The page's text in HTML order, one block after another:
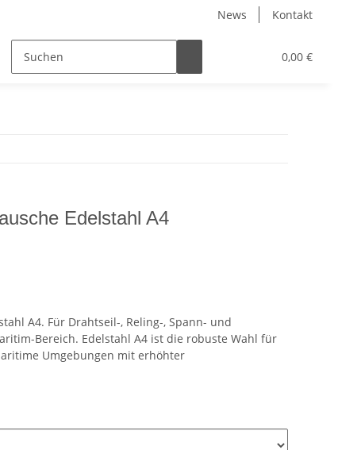
News Kontakt
0,00 €
Muttern
Edelstahl A4
A4. Für Drahtseil-, Reling-, Spann- und
Bereich. Edelstahl A4 ist die robuste Wahl für
Umgebungen mit erhöhter